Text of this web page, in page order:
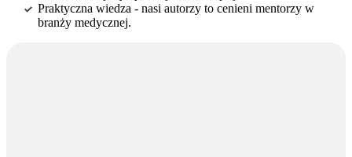
Praktyczna wiedza - nasi autorzy to cenieni mentorzy w
branży medycznej.